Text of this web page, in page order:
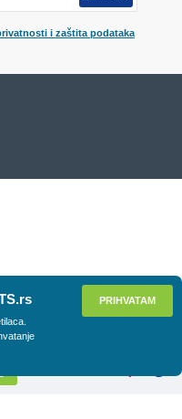
i zaštita podataka
PRIHVATAM